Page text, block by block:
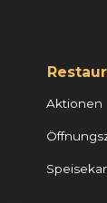
Aktionen